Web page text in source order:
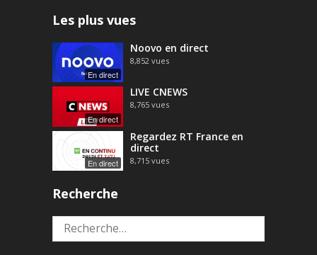
Les plus vues
En direct
Noovo en direct
8,852 vues
En direct
LIVE CNEWS
8,765 vues
En direct
Regardez RT France en
direct
8,715 vues
Recherche
Rechercher :